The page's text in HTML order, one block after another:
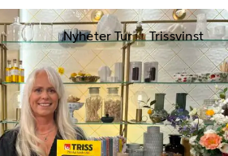
Nyheter Tur Trissvinst